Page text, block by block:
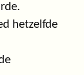
hetzelfde